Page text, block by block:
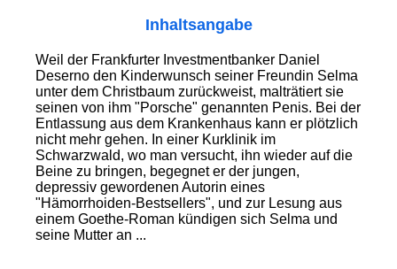
Inhaltsangabe
Weil der Frankfurter Investmentbanker Daniel
Deserno den Kinderwunsch seiner Freundin Selma
unter dem Christbaum zurückweist, malträtiert sie
seinen von ihm "Porsche" genannten Penis. Bei der
Entlas­sung aus dem Krankenhaus kann er plötzlich
nicht mehr gehen. In einer Kurklinik im
Schwarzwald, wo man versucht, ihn wieder auf die
Beine zu bringen, begegnet er der jungen,
depressiv gewordenen Autorin eines
"Hämorrhoiden-Bestsellers", und zur Lesung aus
einem Goethe-Roman kündigen sich Selma und
seine Mutter an ...